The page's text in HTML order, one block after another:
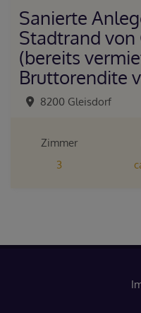
Sanierte
Stadtrand von
(bereits
Bruttorendite
8200 Gleisdorf
Zimmer
3